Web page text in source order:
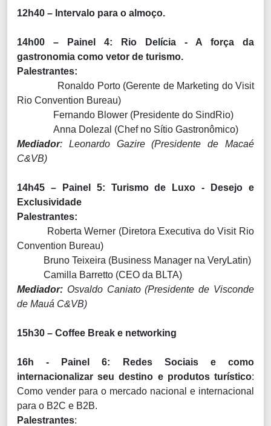
12h40 – Intervalo para o almoço.
14h00 – Painel 4: Rio Delícia - A força da
gastronomia como vetor de turismo.
Palestrantes:
Ronaldo Porto (Gerente de Marketing do Visit
Rio Convention Bureau)
Fernando Blower (Presidente do SindRio)
Anna Dolezal (Chef no Sítio Gastronômico)
Mediador: Leonardo Gazire (Presidente de Macaé
C&VB)
14h45 – Painel 5: Turismo de Luxo - Desejo e
Exclusividade
Palestrantes:
Roberta Werner (Diretora Executiva do Visit Rio
Convention Bureau)
Bruno Teixeira (Business Manager na VeryLatin)
Camilla Barretto (CEO da BLTA)
Mediador: Osvaldo Caniato (Presidente de Visconde
de Mauá C&VB)
15h30 – Coffee Break e networking
16h - Painel 6: Redes Sociais e como
internacionalizar seu destino e produtos turístico:
Como vender para o mercado nacional e internacional
para o B2C e B2B.
Palestrantes: